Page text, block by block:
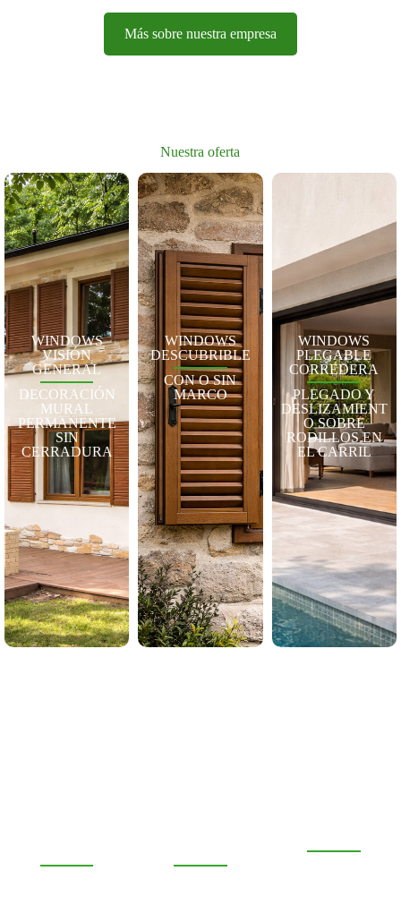
Más sobre nuestra empresa
Nuestra oferta
WINDOWS
VISIÓN
GENERAL
DECORACIÓN
MURAL
PERMANENTE
SIN
CERRADURA
WINDOWS
DESCUBRIBLE
CON O SIN
MARCO
WINDOWS
PLEGABLE
CORREDERA
PLEGADO Y
DESLIZAMIENT
O SOBRE
RODILLOS EN
EL CARRIL